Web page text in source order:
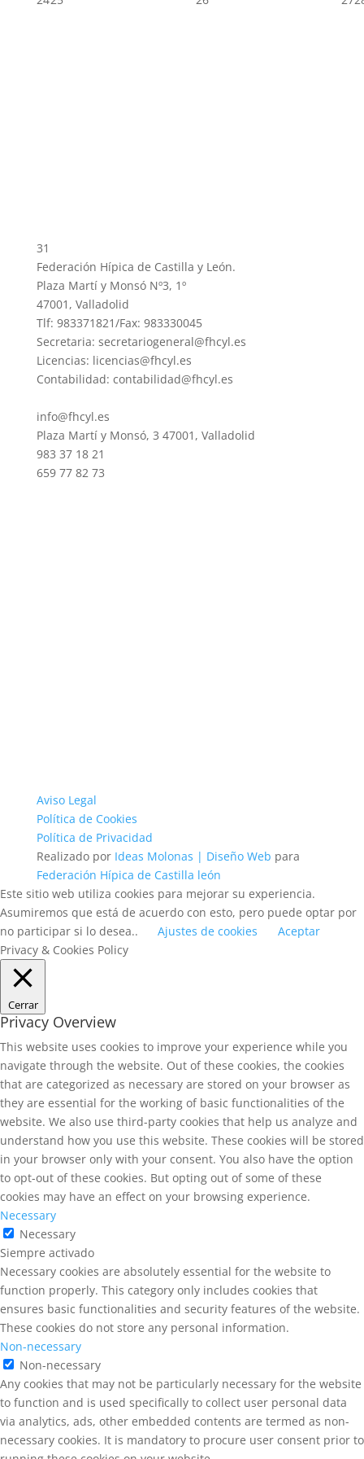
31
Federación Hípica de Castilla y León.
Plaza Martí y Monsó Nº3, 1º
47001, Valladolid
Tlf: 983371821/Fax: 983330045
Secretaria: secretariogeneral@fhcyl.es
Licencias: licencias@fhcyl.es
Contabilidad: contabilidad@fhcyl.es
info@fhcyl.es
Plaza Martí y Monsó, 3 47001, Valladolid
983 37 18 21
659 77 82 73
Aviso Legal
Política de Cookies
Política de Privacidad
Realizado por Ideas Molonas | Diseño Web para
Federación Hípica de Castilla león
Este sitio web utiliza cookies para mejorar su experiencia.
Asumiremos que está de acuerdo con esto, pero puede optar por
no participar si lo desea..
Ajustes de cookies
Aceptar
Privacy & Cookies Policy
Cerrar
Privacy Overview
This website uses cookies to improve your experience while you
navigate through the website. Out of these cookies, the cookies
that are categorized as necessary are stored on your browser as
they are essential for the working of basic functionalities of the
website. We also use third-party cookies that help us analyze and
understand how you use this website. These cookies will be stored
in your browser only with your consent. You also have the option
to opt-out of these cookies. But opting out of some of these
cookies may have an effect on your browsing experience.
Necessary
Necessary
Siempre activado
Necessary cookies are absolutely essential for the website to
function properly. This category only includes cookies that
ensures basic functionalities and security features of the website.
These cookies do not store any personal information.
Non-necessary
Non-necessary
Any cookies that may not be particularly necessary for the website
to function and is used specifically to collect user personal data
via analytics, ads, other embedded contents are termed as non-
necessary cookies. It is mandatory to procure user consent prior to